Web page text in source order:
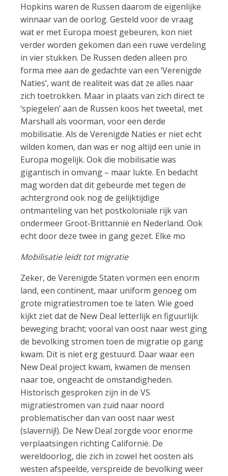
Hopkins waren de Russen daarom de eigenlijke
winnaar van de oorlog. Gesteld voor de vraag
wat er met Europa moest gebeuren, kon niet
verder worden gekomen dan een ruwe verdeling
in vier stukken. De Russen deden alleen pro
forma mee aan de gedachte van een ‘Verenigde
Naties’, want de realiteit was dat ze alles naar
zich toetrokken. Maar in plaats van zich direct te
‘spiegelen’ aan de Russen koos het tweetal, met
Marshall als voorman, voor een derde
mobilisatie. Als de Verenigde Naties er niet echt
wilden komen, dan was er nog altijd een unie in
Europa mogelijk. Ook die mobilisatie was
gigantisch in omvang – maar lukte. En bedacht
mag worden dat dit gebeurde met tegen de
achtergrond ook nog de gelijktijdige
ontmanteling van het postkoloniale rijk van
ondermeer Groot-Brittannië en Nederland. Ook
echt door deze twee in gang gezet. Elke mo
Mobilisatie leidt tot migratie
Zeker, de Verenigde Staten vormen een enorm
land, een continent, maar uniform genoeg om
grote migratiestromen toe te laten. Wie goed
kijkt ziet dat de New Deal letterlijk en figuurlijk
beweging bracht; vooral van oost naar west ging
de bevolking stromen toen de migratie op gang
kwam. Dit is niet erg gestuurd. Daar waar een
New Deal project kwam, kwamen de mensen
naar toe, ongeacht de omstandigheden.
Historisch gesproken zijn in de VS
migratiestromen van zuid naar noord
problematischer dan van oost naar west
(slavernij!). De New Deal zorgde voor enorme
verplaatsingen richting Californië. De
wereldoorlog, die zich in zowel het oosten als
westen afspeelde, verspreide de bevolking weer